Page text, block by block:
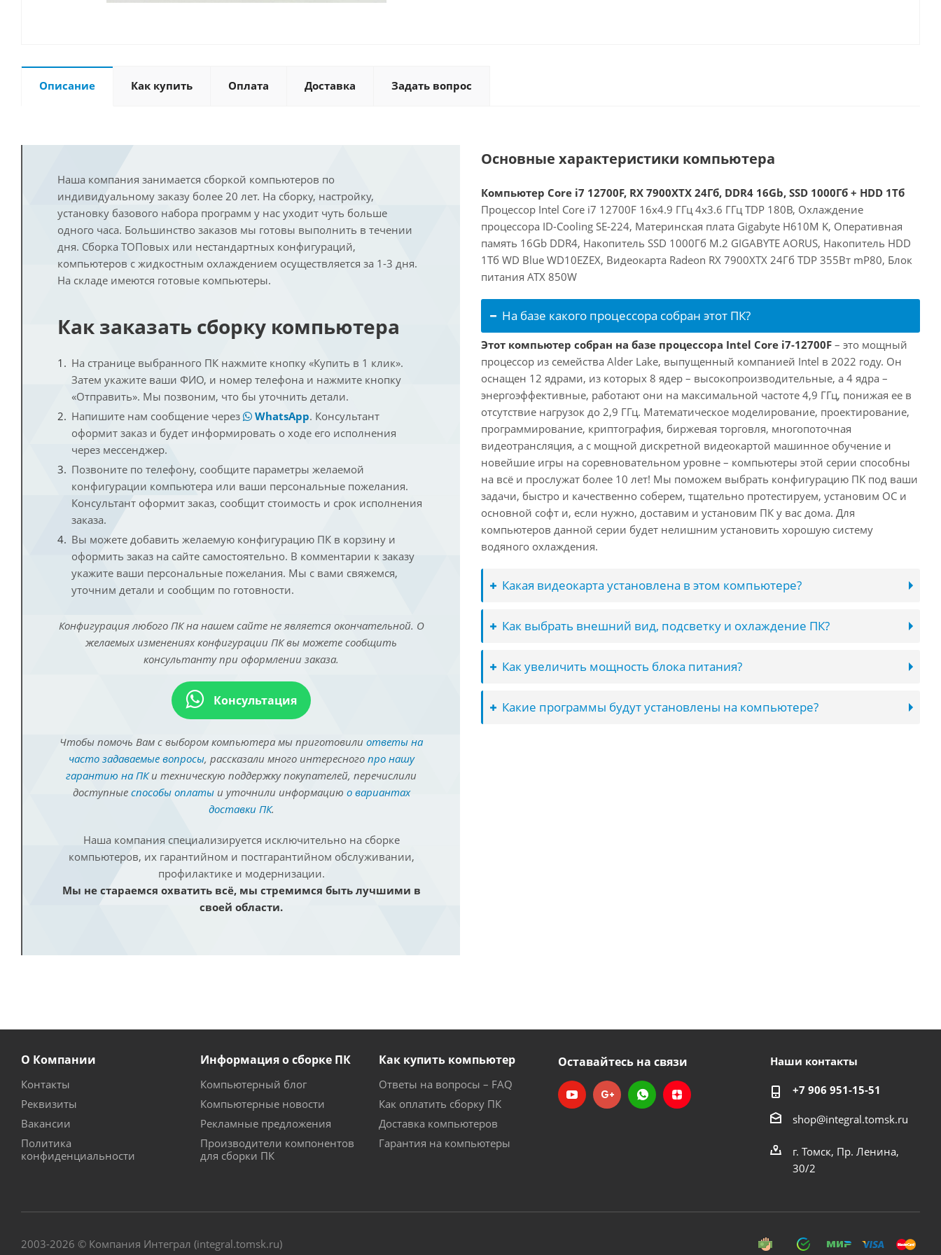
Описание Как купить Оплата Доставка Задать вопрос
Наша компания занимается сборкой компьютеров по
индивидуальному заказу более 20 лет. На сборку, настройку,
установку базового набора программ у нас уходит чуть больше
одного часа. Большинство заказов мы готовы выполнить в течении
дня. Сборка ТОПовых или нестандартных конфигураций,
компьютеров с жидкостным охлаждением осуществляется за 1-3 дня.
На складе имеются готовые компьютеры.
Как заказать сборку компьютера
На странице выбранного ПК нажмите кнопку «Купить в 1 клик».
Затем укажите ваши ФИО, и номер телефона и нажмите кнопку
«Отправить». Мы позвоним, что бы уточнить детали.
Напишите нам сообщение через
WhatsApp. Консультант
оформит заказ и будет информировать о ходе его исполнения
через мессенджер.
Позвоните по телефону, сообщите параметры желаемой
конфигурации компьютера или ваши персональные пожелания.
Консультант оформит заказ, сообщит стоимость и срок исполнения
заказа.
Вы можете добавить желаемую конфигурацию ПК в корзину и
оформить заказ на сайте самостоятельно. В комментарии к заказу
укажите ваши персональные пожелания. Мы с вами свяжемся,
уточним детали и сообщим по готовности.
Конфигурация любого ПК на нашем сайте не является окончательной. О
желаемых изменениях конфигурации ПК вы можете сообщить
консультанту при оформлении заказа.
Консультация
Чтобы помочь Вам с выбором компьютера мы приготовили ответы на
часто задаваемые вопросы, рассказали много интересного про нашу
гарантию на ПКи техническую поддержку покупателей, перечислили
доступные способы оплатыи уточнили информацию о вариантах
доставки ПК.
Наша компания специализируется исключительно на сборке
компьютеров, их гарантийном и постгарантийном обслуживании,
профилактике и модернизации.
Мы не стараемся охватить всё, мы стремимся быть лучшими в
своей области.
Основные характеристики компьютера
Компьютер Core i7 12700F, RX 7900XTX 24Гб, DDR4 16Gb, SSD 1000Гб + HDD 1Тб
Процессор Intel Core i7 12700F 16x4.9 ГГц 4x3.6 ГГц TDP 180В, Охлаждение
процессора ID-Cooling SE-224, Материнская плата Gigabyte H610M K, Оперативная
память 16Gb DDR4, Накопитель SSD 1000Гб M.2 GIGABYTE AORUS, Накопитель HDD
1Тб WD Blue WD10EZEX, Видеокарта Radeon RX 7900XTX 24Гб TDP 355Вт mP80, Блок
питания ATX 850W
На базе какого процессора собран этот ПК?
Этот компьютер собран на базе процессора Intel Core i7-12700F – это мощный
процессор из семейства Alder Lake, выпущенный компанией Intel в 2022 году. Он
оснащен 12 ядрами, из которых 8 ядер – высокопроизводительные, а 4 ядра –
энергоэффективные, работают они на максимальной частоте 4,9 ГГц, понижая ее в
отсутствие нагрузок до 2,9 ГГц. Математическое моделирование, проектирование,
программирование, криптография, биржевая торговля, многопоточная
видеотрансляция, а с мощной дискретной видеокартой машинное обучение и
новейшие игры на соревновательном уровне – компьютеры этой серии способны
на всё и прослужат более 10 лет! Мы поможем выбрать конфигурацию ПК под ваши
задачи, быстро и качественно соберем, тщательно протестируем, установим ОС и
основной софт и, если нужно, доставим и установим ПК у вас дома. Для
компьютеров данной серии будет нелишним установить хорошую систему
водяного охлаждения.
Какая видеокарта установлена в этом компьютере?
Как выбрать внешний вид, подсветку и охлаждение ПК?
Как увеличить мощность блока питания?
Какие программы будут установлены на компьютере?
О Компании
Контакты
Реквизиты
Вакансии
Политика
конфиденциальности
Информация о сборке ПК
Компьютерный блог
Компьютерные новости
Рекламные предложения
Производители компонентов
для сборки ПК
Как купить компьютер
Ответы на вопросы – FAQ
Как оплатить сборку ПК
Доставка компьютеров
Гарантия на компьютеры
Оставайтесь на связи Наши контакты
+7 906 951-15-51
shop@integral.tomsk.ru
г. Томск, Пр. Ленина,
30/2
2003-2026 © Компания Интеграл (integral.tomsk.ru)